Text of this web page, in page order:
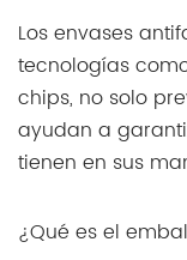
Los envases
tecnologías
chips, no solo
ayudan a
tienen en sus
¿Qué es el